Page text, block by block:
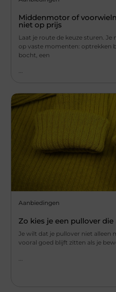
Middenmotor of
niet op prijs
Laat je route de keuze sturen.
op vaste momenten: optrekken
bocht, een
...
Aanbiedingen
Zo kies je een pullover
Je wilt dat je pullover niet alleen
vooral goed blijft zitten als je